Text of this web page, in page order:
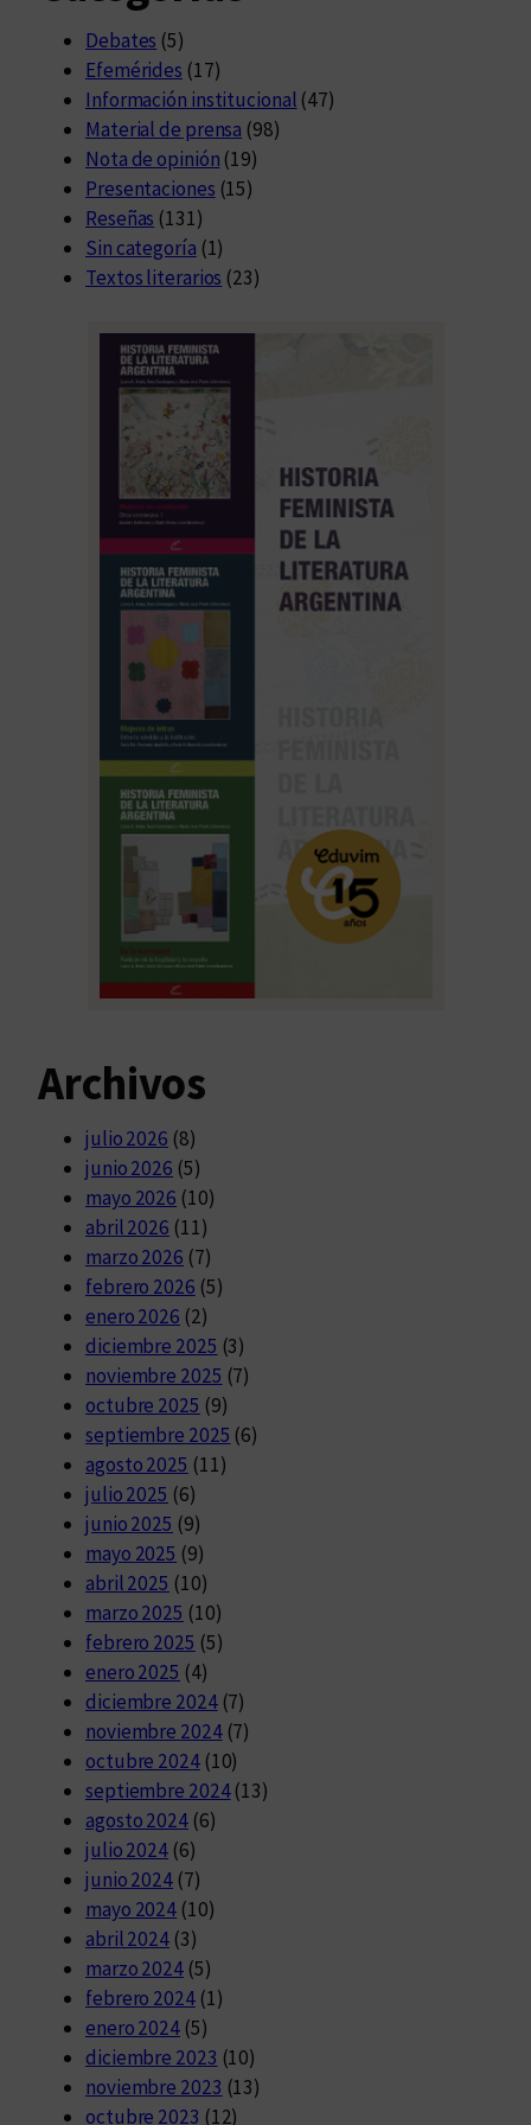
Debates (5)
Efemérides (17)
Información institucional (47)
Material de prensa (98)
Nota de opinión (19)
Presentaciones (15)
Reseñas (131)
Sin categoría (1)
Textos literarios (23)
Archivos
julio 2026 (8)
junio 2026 (5)
mayo 2026 (10)
abril 2026 (11)
marzo 2026 (7)
febrero 2026 (5)
enero 2026 (2)
diciembre 2025 (3)
noviembre 2025 (7)
octubre 2025 (9)
septiembre 2025 (6)
agosto 2025 (11)
julio 2025 (6)
junio 2025 (9)
mayo 2025 (9)
abril 2025 (10)
marzo 2025 (10)
febrero 2025 (5)
enero 2025 (4)
diciembre 2024(7)
noviembre 2024(7)
octubre 2024(10)
septiembre 2024(13)
agosto 2024(6)
julio 2024 (6)
junio 2024 (7)
mayo 2024 (10)
abril 2024 (3)
marzo 2024 (5)
febrero 2024(1)
enero 2024 (5)
diciembre 2023 (10)
noviembre 2023 (13)
octubre 2023 (12)